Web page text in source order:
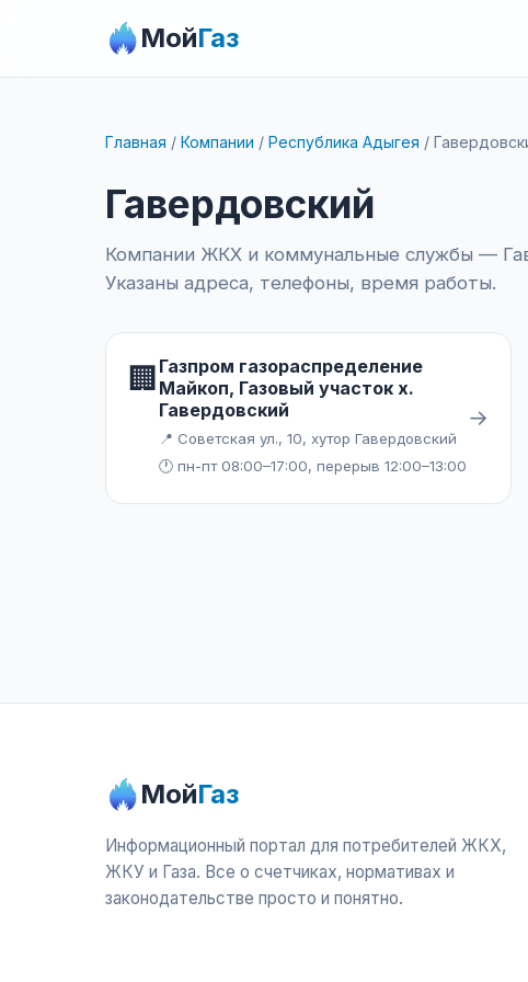
МойГаз
Главная / Компании / Республика Адыгея /
Гавердовский
Компании ЖКХ и коммунальные службы —
Указаны адреса, телефоны, время работы.
🏢 Газпром газораспределение
Майкоп, Газовый участок х.
Гавердовский
📍 Советская ул., 10, хутор Гавердовский
🕐 пн-пт 08:00–17:00, перерыв 12:00–13:00
→
МойГаз
Информационный портал для потребителей ЖКХ,
ЖКУ и Газа. Все о счетчиках, нормативах и
законодательстве просто и понятно.